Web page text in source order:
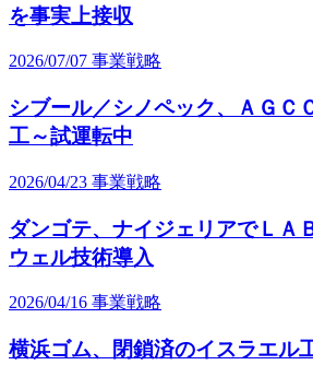
を事実上接収
2026/07/07 事業戦略
シブール／シノペック、ＡＧＣ
工～試運転中
2026/04/23 事業戦略
ダンゴテ、ナイジェリアでＬＡ
ウェル技術導入
2026/04/16 事業戦略
横浜ゴム、閉鎖済のイスラエル